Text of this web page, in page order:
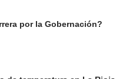
por la Gobernación?